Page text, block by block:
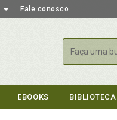
Fale conosco
Buscar
EBOOKS